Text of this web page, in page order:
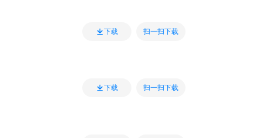
下载 扫一扫下载
下载 扫一扫下载